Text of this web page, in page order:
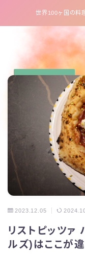
世界100ヶ国の料
2023.12.05
リストピッツァ
ルズ)はここが違